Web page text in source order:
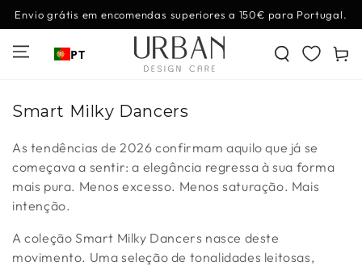
IR PARA O
CONTEÚDO
Envio grátis em encomendas superiores a 150€ para Portugal.
PT
Coleção:
Smart Milky Dancers
As tendências de 2026 confirmam aquilo que já se
começava a sentir: a elegância regressa à sua forma
mais pura. Menos excesso. Menos saturação. Mais
intenção.
A coleção Smart Milky Dancers nasce deste
movimento. Uma seleção de tonalidades leitosas,